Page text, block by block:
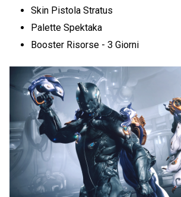
Skin Pistola Stratus
Palette Spektaka
Booster Risorse - 3 Giorni